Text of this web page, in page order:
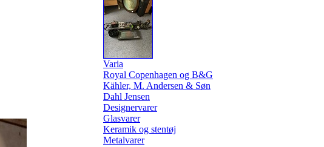
Varia
Royal Copenhagen og B&G
Kähler, M. Andersen & Søn
Dahl Jensen
Designervarer
Glasvarer
Keramik og stentøj
Metalvarer